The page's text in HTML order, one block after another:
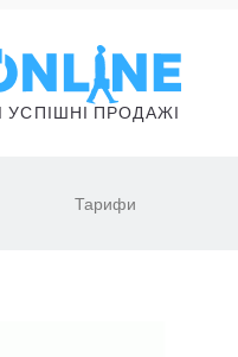
ПРОДАЖІ
Тарифи